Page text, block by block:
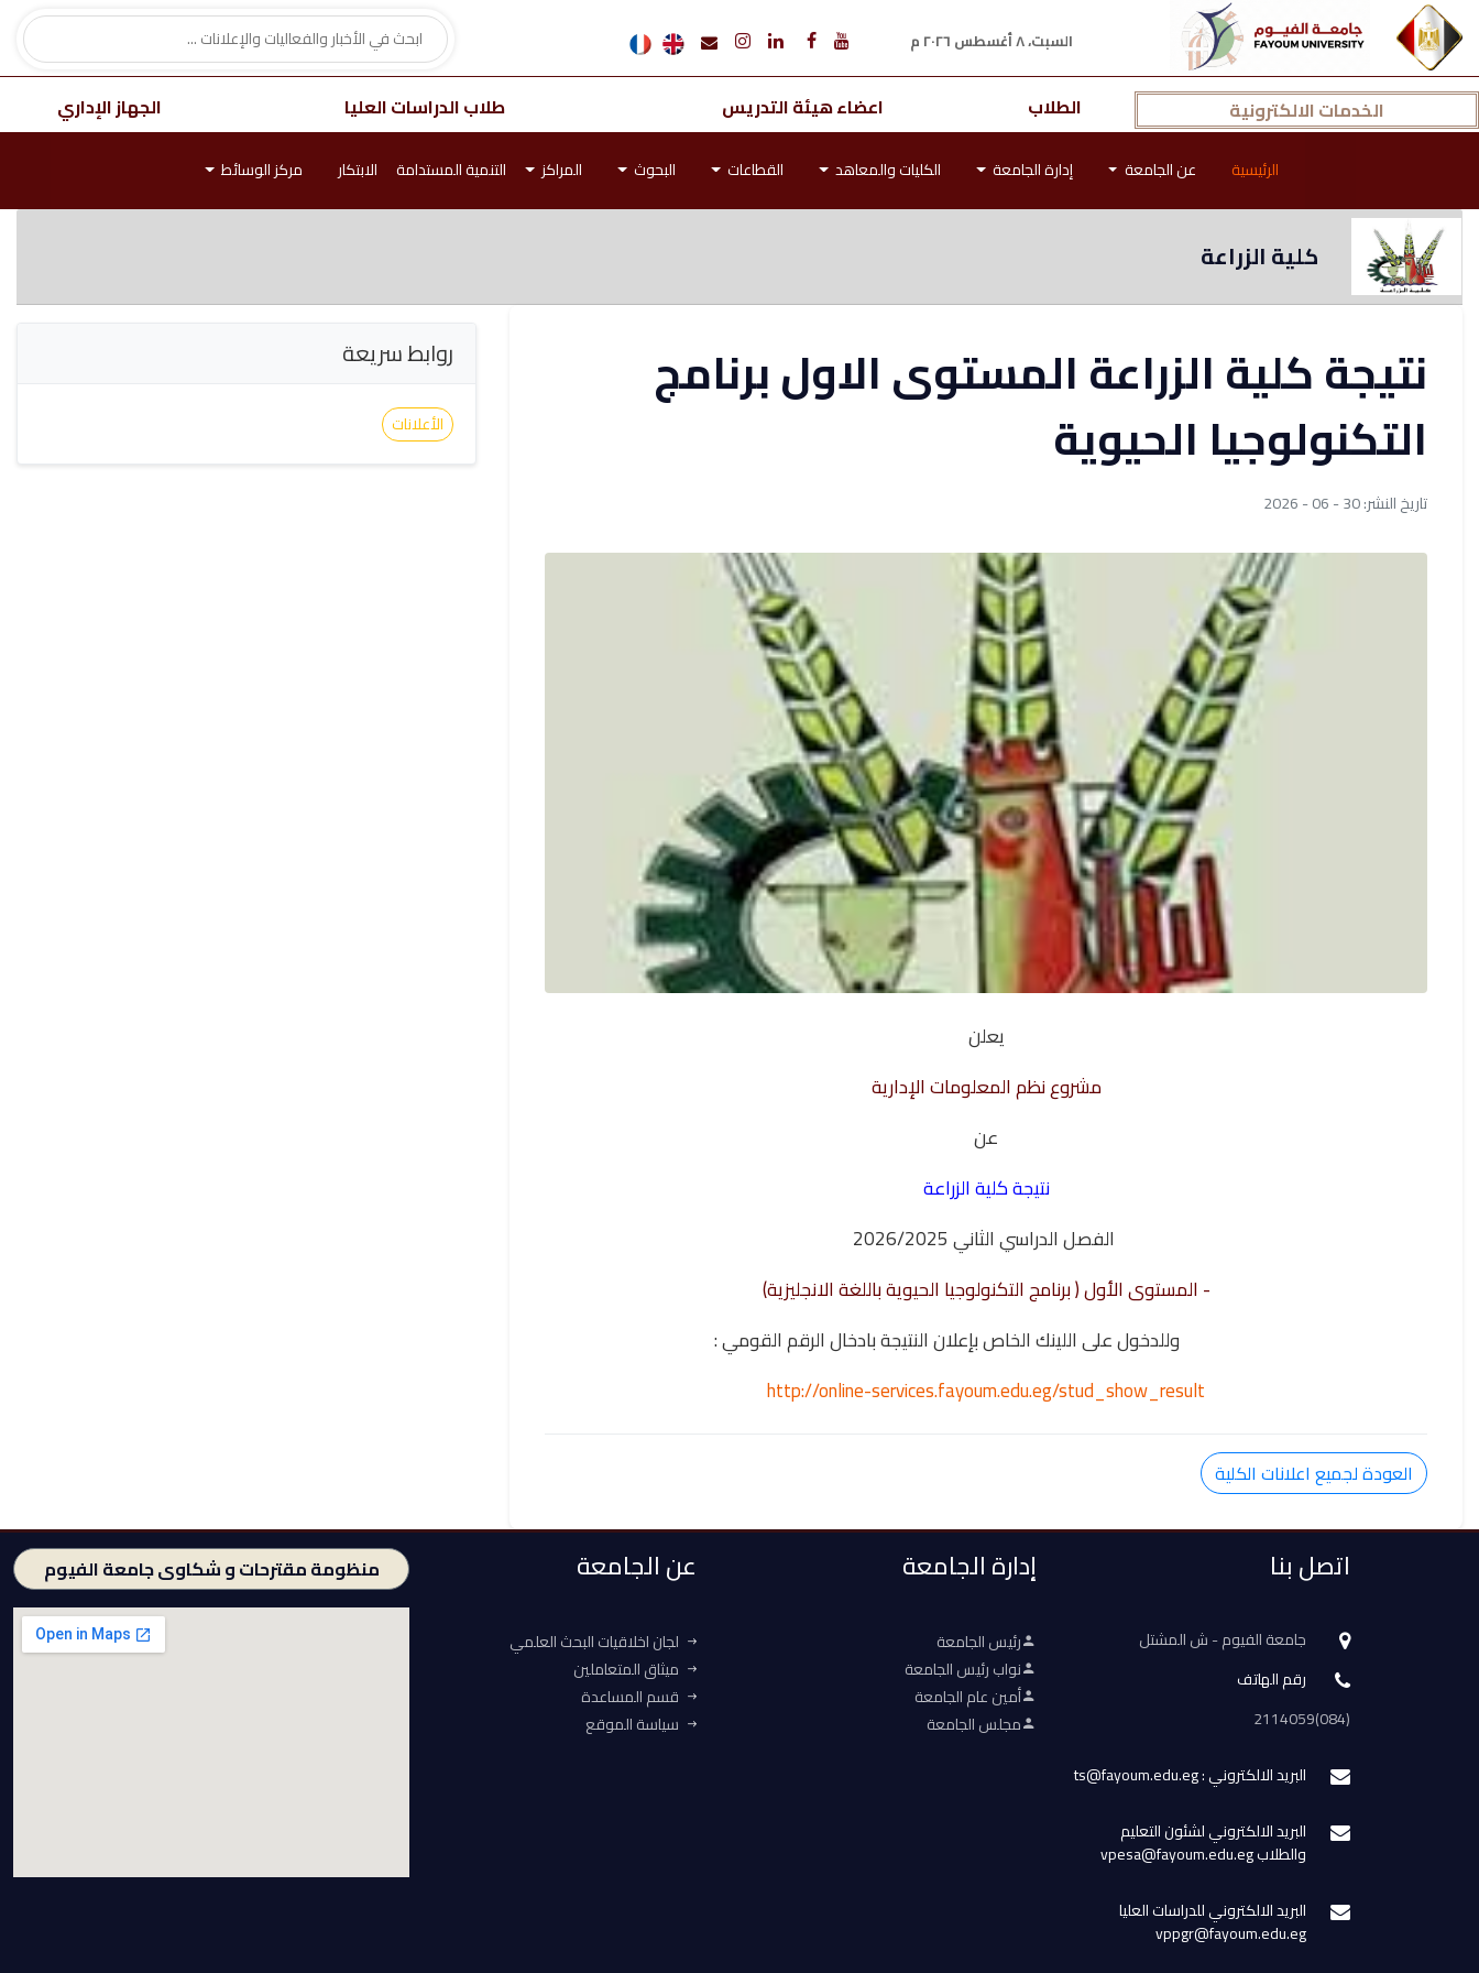
السبت، ٨ أغسطس ٢٠٢٦ م
الخدمات الالكترونية الطلاب اعضاء هيئة التدريس طلاب الدراسات العليا الجهاز الإداري
الرئيسية عن الجامعة إدارة الجامعة الكليات والمعاهد القطاعات البحوث المراكز التنمية المستدامة الابتكار مركز الوسائط
كلية الزراعة
نتيجة كلية الزراعة المستوى الاول برنامج
التكنولوجيا الحيوية
تاريخ النشر: 30 - 06 - 2026
يعلن
مشروع نظم المعلومات الإدارية
عن
نتيجة كلية الزراعة
الفصل الدراسي الثاني 2026/2025
- المستوى الأول ( برنامج التكنولوجيا الحيوية باللغة الانجليزية)
وللدخول على اللينك الخاص بإعلان النتيجة بادخال الرقم القومي :
http://online-services.fayoum.edu.eg/stud_show_result
العودة لجميع اعلانات الكلية
روابط سريعة
الأعلانات
اتصل بنا
جامعة الفيوم - ش المشتل
رقم الهاتف
(084)2114059
البريد الالكتروني : ts@fayoum.edu.eg
البريد الالكتروني لشئون التعليم
والطلاب vpesa@fayoum.edu.eg
البريد الالكتروني للدراسات العليا
vppgr@fayoum.edu.eg
إدارة الجامعة
رئيس الجامعة
نواب رئيس الجامعة
أمين عام الجامعة
مجلس الجامعة
عن الجامعة
لجان اخلاقيات البحث العلمي
ميثاق المتعاملين
قسم المساعدة
سياسة الموقع
منظومة مقترحات و شكاوى جامعة الفيوم